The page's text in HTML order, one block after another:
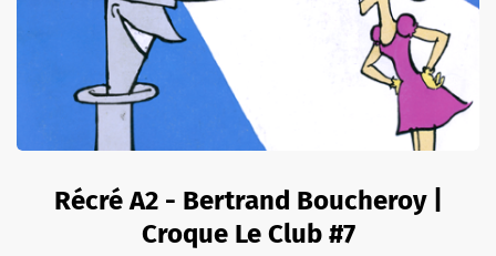
Récré A2 - Bertrand Boucheroy |
Croque Le Club #7